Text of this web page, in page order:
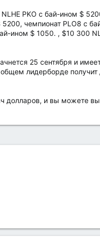
PKO с бай-ином $
чемпионат PLO8 с
ином $ 1050. , $10 300
25 сентября и
лидерборде
долларов, и вы можете